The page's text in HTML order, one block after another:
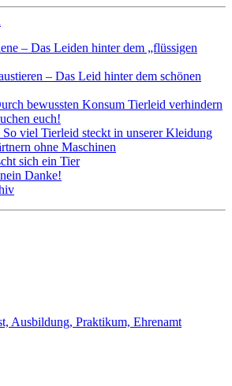
– Das Leiden hinter dem „flüssigen
– Das Leid hinter dem schönen
bewussten Konsum Tierleid verhindern
euch!
viel Tierleid steckt in unserer Kleidung
ohne Maschinen
sich ein Tier
Danke!
Ausbildung, Praktikum, Ehrenamt